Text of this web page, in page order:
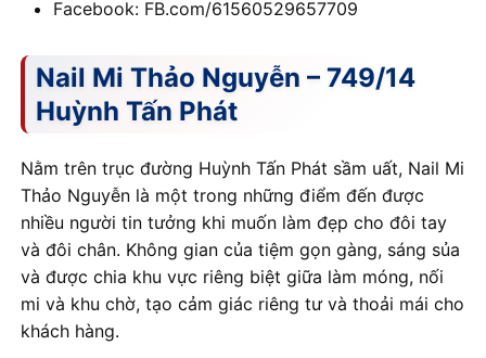
Facebook: FB.com/61560529657709
Nail Mi Thảo Nguyễn – 749/14
Huỳnh Tấn Phát
Nằm trên trục đường Huỳnh Tấn Phát sầm uất, Nail Mi
Thảo Nguyễn là một trong những điểm đến được
nhiều người tin tưởng khi muốn làm đẹp cho đôi tay
và đôi chân. Không gian của tiệm gọn gàng, sáng sủa
và được chia khu vực riêng biệt giữa làm móng, nối
mi và khu chờ, tạo cảm giác riêng tư và thoải mái cho
khách hàng.